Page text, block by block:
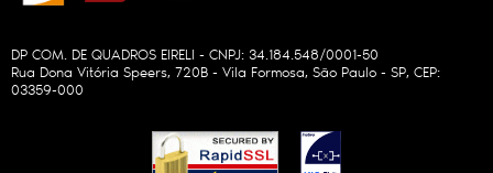
DP COM. DE QUADROS EIRELI - CNPJ: 34.184.548/0001-50
Rua Dona Vitória Speers, 720B - Vila Formosa, São Paulo - SP, CEP:
03359-000